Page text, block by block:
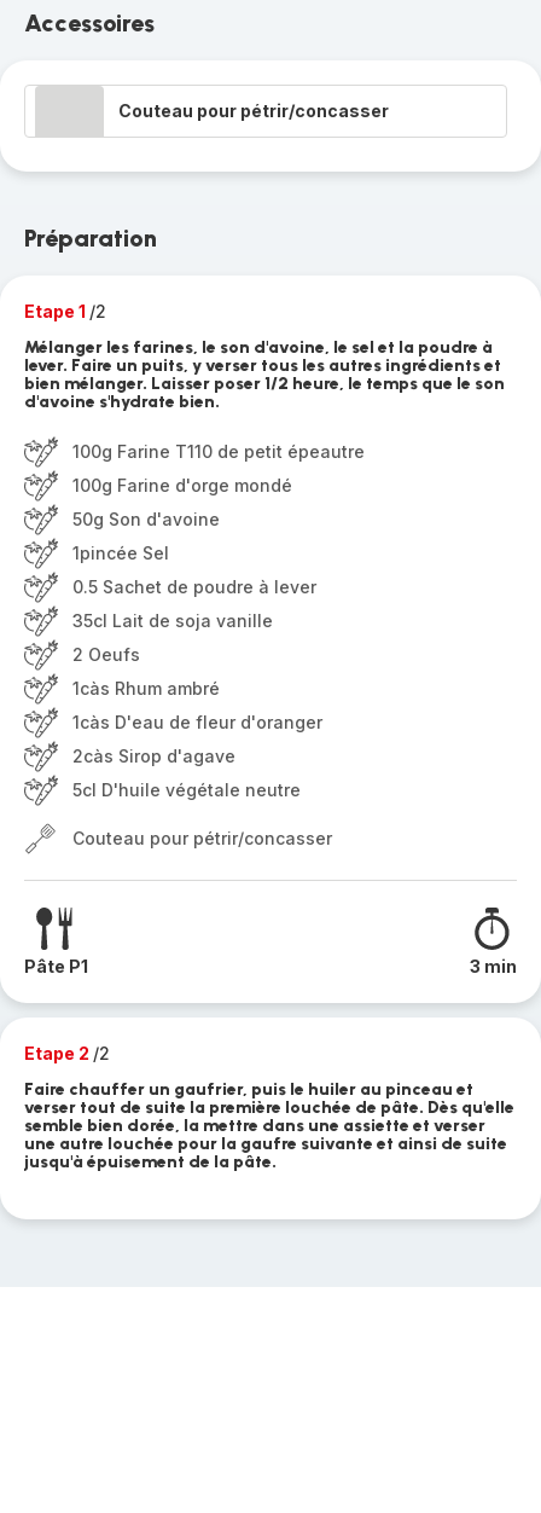
Accessoires
Couteau pour pétrir/concasser
Préparation
Etape 1 /2
Mélanger les farines, le son d'avoine, le sel et la poudre à
lever. Faire un puits, y verser tous les autres ingrédients et
bien mélanger. Laisser poser 1/2 heure, le temps que le son
d'avoine s'hydrate bien.
100g Farine T110 de petit épeautre
100g Farine d'orge mondé
50g Son d'avoine
1pincée Sel
0.5 Sachet de poudre à lever
35cl Lait de soja vanille
2 Oeufs
1càs Rhum ambré
1càs D'eau de fleur d'oranger
2càs Sirop d'agave
5cl D'huile végétale neutre
Couteau pour pétrir/concasser
Pâte P1 3 min
Etape 2 /2
Faire chauffer un gaufrier, puis le huiler au pinceau et
verser tout de suite la première louchée de pâte. Dès qu'elle
semble bien dorée, la mettre dans une assiette et verser
une autre louchée pour la gaufre suivante et ainsi de suite
jusqu'à épuisement de la pâte.